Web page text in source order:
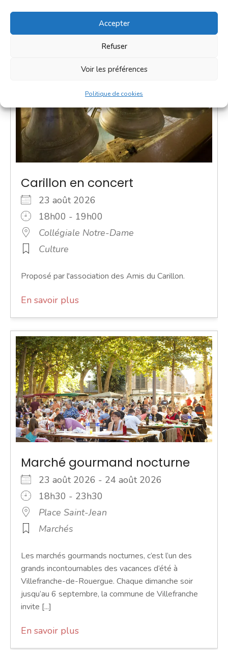
Accepter
Refuser
Voir les préférences
Politique de cookies
Carillon en concert
23 août 2026
18h00 - 19h00
Collégiale Notre-Dame
Culture
Proposé par l'association des Amis du Carillon.
En savoir plus
Marché gourmand nocturne
23 août 2026 - 24 août 2026
18h30 - 23h30
Place Saint-Jean
Marchés
Les marchés gourmands nocturnes, c’est l’un des
grands incontournables des vacances d’été à
Villefranche-de-Rouergue. Chaque dimanche soir
jusqu’au 6 septembre, la commune de Villefranche
invite [...]
En savoir plus